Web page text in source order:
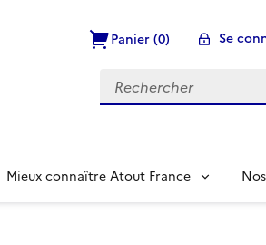
Panier (0) Se
Mieux connaître Atout France